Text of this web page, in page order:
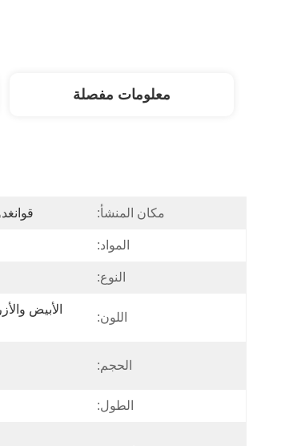
معلومات مفصلة
مكان المنشأ:
المواد:
النوع:
اللون:
الحجم:
الطول: